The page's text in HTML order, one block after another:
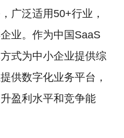
广泛适用50+行业，
业。作为中国SaaS
式为中小企业提供综
供数字化业务平台，
盈利水平和竞争能